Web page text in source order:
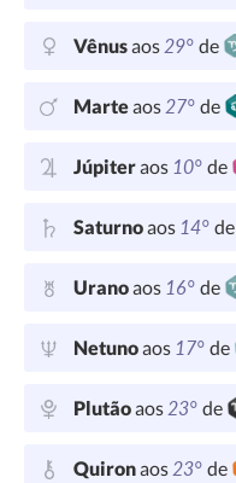
Vênusaos29° de
Marteaos27° de
Júpiteraos 10° de
Saturnoaos 14° de
Uranoaos 16° de
Netunoaos 17° de
Plutãoaos23° de
Quironaos23° de